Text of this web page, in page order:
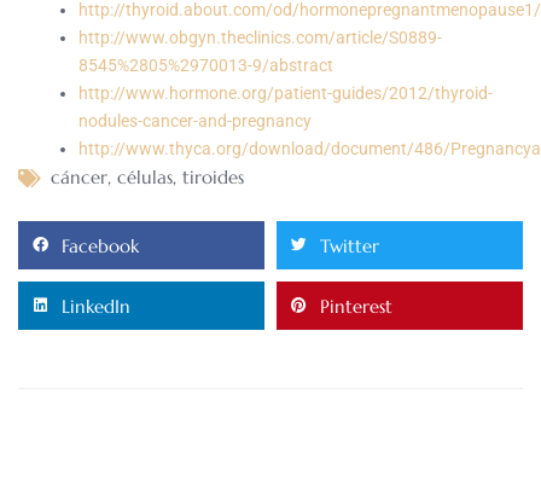
http://thyroid.about.com/od/
http://www.obgyn.theclinics.com/article/S0889-
8545%2805%2970013-9/abstract
http://www.hormone.org/patient-guides/2012/thyroid-
nodules-cancer-and-pregnancy
http://www.thyca.org/download/document/486/
cáncer, células, tiroides
Facebook Twitter
LinkedIn Pinterest